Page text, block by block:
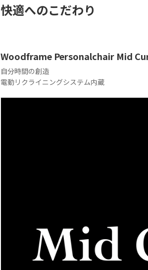
快適へのこだわり
Woodframe Personalchair Mid
自分時間の創造
電動リクライニングシステム内蔵